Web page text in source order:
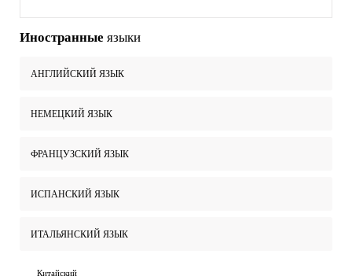
Иностранные языки
АНГЛИЙСКИЙ ЯЗЫК
НЕМЕЦКИЙ ЯЗЫК
ФРАНЦУЗСКИЙ ЯЗЫК
ИСПАНСКИЙ ЯЗЫК
ИТАЛЬЯНСКИЙ ЯЗЫК
Китайский